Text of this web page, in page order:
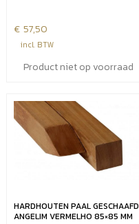
€ 57,50
incl. BTW
Product niet op voorraad
HARDHOUTEN PAAL GESCHAAFD
ANGELIM VERMELHO 85×85 MM